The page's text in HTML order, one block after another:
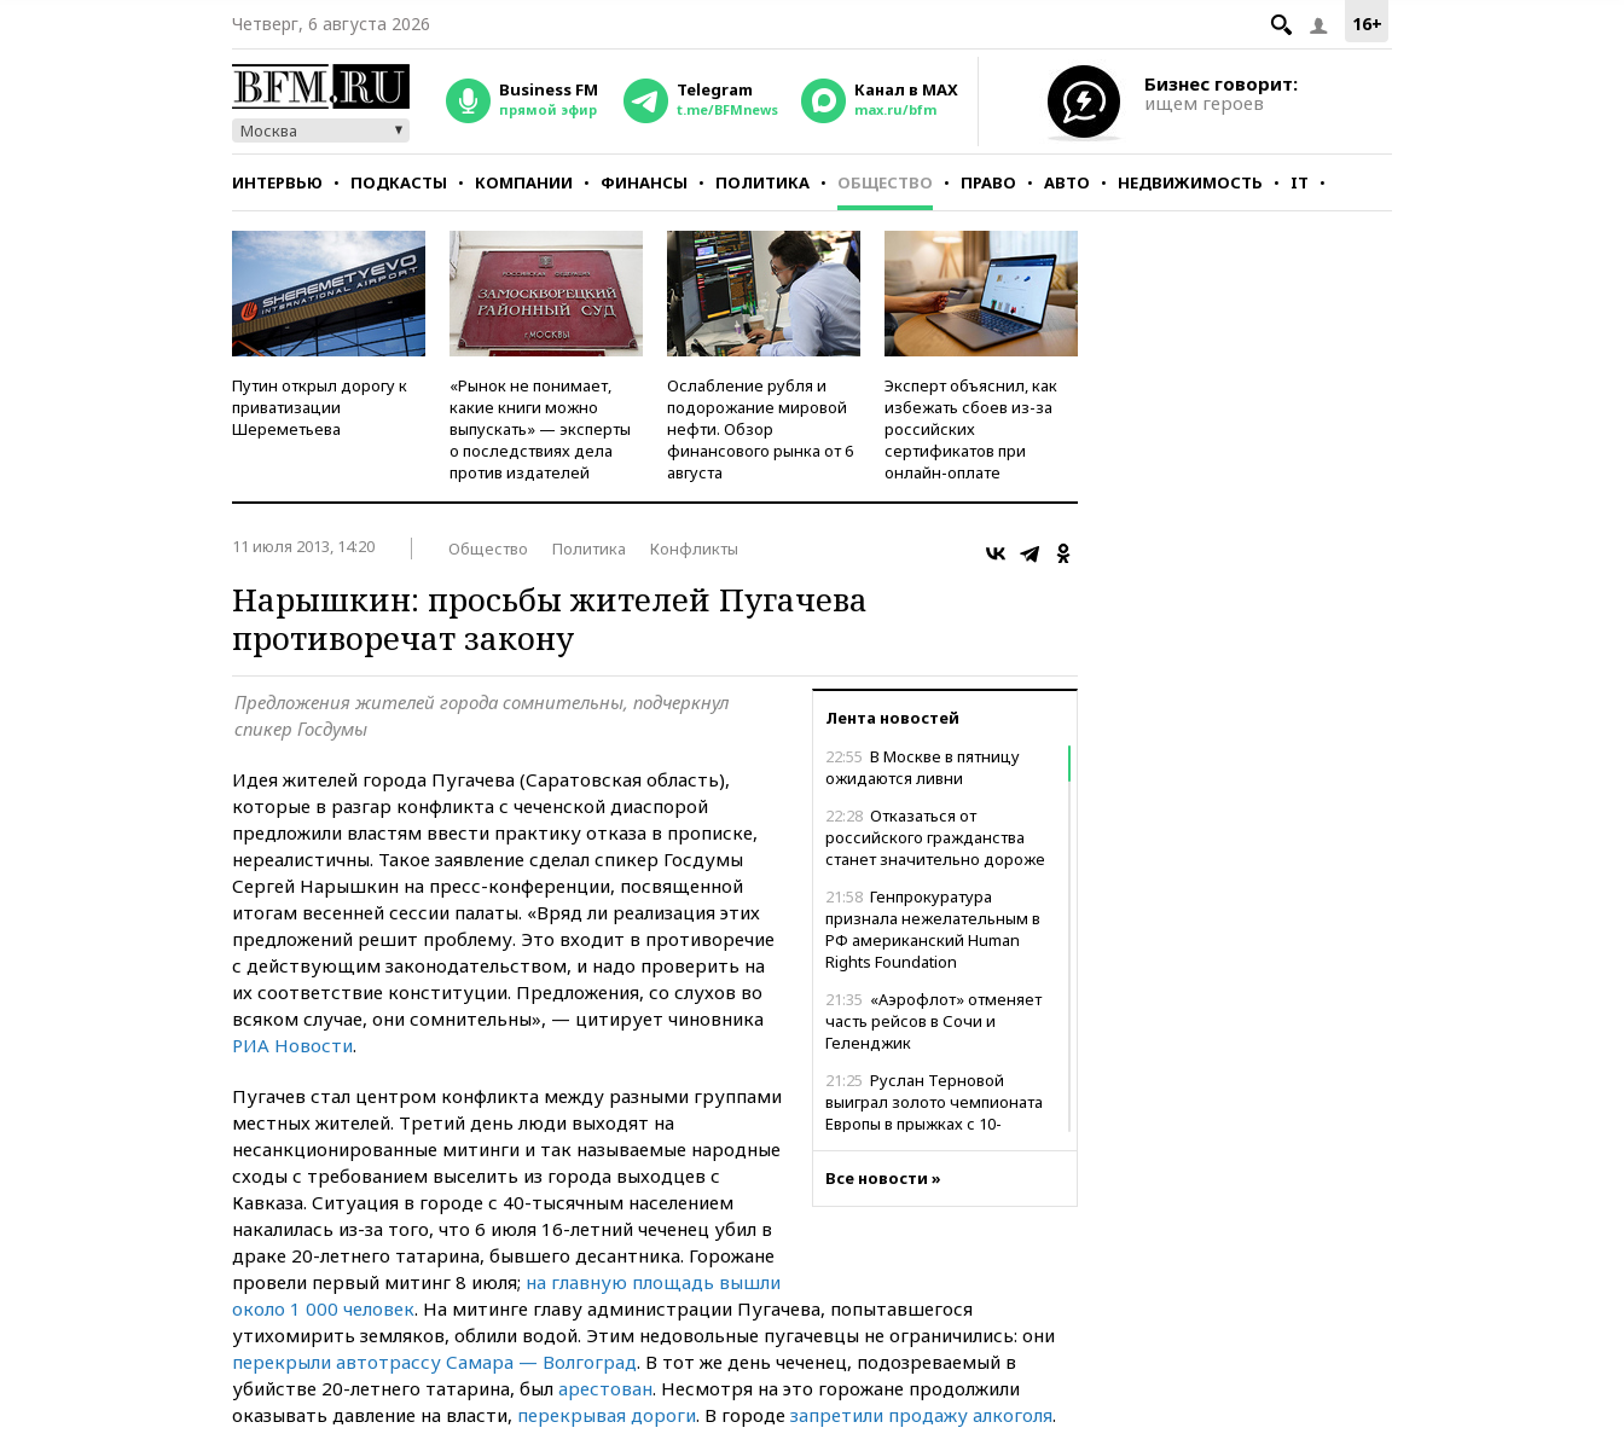
16+
Четверг, 6 августа 2026
Москва
Business FM
прямой эфир
Telegram
t.me/BFMnews
Канал в MAX
max.ru/bfm
Бизнес говорит:
ищем героев
ИНТЕРВЬЮ ПОДКАСТЫ КОМПАНИИ ФИНАНСЫ ПОЛИТИКА ОБЩЕСТВО ПРАВО АВТО НЕДВИЖИМОСТЬ IT
СТИЛЬ ТЕСТЫ
Путин открыл дорогу к
приватизации
Шереметьева
«Рынок не понимает,
какие книги можно
выпускать» — эксперты
о последствиях дела
против издателей
Ослабление рубля и
подорожание мировой
нефти. Обзор
финансового рынка от 6
августа
Эксперт объяснил, как
избежать сбоев из-за
российских
сертификатов при
онлайн-оплате
11 июля 2013, 14:20 Общество Политика Конфликты
Нарышкин: просьбы жителей Пугачева
противоречат закону
Лента новостей
22:55 В Москве в пятницу
ожидаются ливни
22:28 Отказаться от
российского гражданства
станет значительно дороже
21:58 Генпрокуратура
признала нежелательным в
РФ американский Human
Rights Foundation
21:35 «Аэрофлот» отменяет
часть рейсов в Сочи и
Геленджик
21:25 Руслан Терновой
выиграл золото чемпионата
Европы в прыжках с 10-
21:10 РФ не получала
обращений о прекращении
обсуждают эксперимент по
онлайн-продаже алкоголя
20:45Матвиенко: россиянам
могут рекомендовать не
посещать Армению
Все новости »
Предложения жителей города сомнительны, подчеркнул
спикер Госдумы
Идея жителей города Пугачева (Саратовская область),
которые в разгар конфликта с чеченской диаспорой
предложили властям ввести практику отказа в прописке,
нереалистичны. Такое заявление сделал спикер Госдумы
Сергей Нарышкин на пресс-конференции, посвященной
итогам весенней сессии палаты. «Вряд ли реализация этих
предложений решит проблему. Это входит в противоречие
с действующим законодательством, и надо проверить на
их соответствие конституции. Предложения, со слухов во
всяком случае, они сомнительны», — цитирует чиновника
РИА Новости.
Пугачев стал центром конфликта между разными группами
местных жителей. Третий день люди выходят на
несанкционированные митинги и так называемые народные
сходы с требованием выселить из города выходцев с
Кавказа. Ситуация в городе с 40-тысячным населением
накалилась из-за того, что 6 июля 16-летний чеченец убил в
драке 20-летнего татарина, бывшего десантника. Горожане
провели первый митинг 8 июля; на главную площадь вышли
около 1 000 человек. На митинге главу администрации Пугачева, попытавшегося
утихомирить земляков, облили водой. Этим недовольные пугачевцы не ограничились: они
перекрыли автотрассу Самара — Волгоград. В тот же день чеченец, подозреваемый в
убийстве 20-летнего татарина, был арестован. Несмотря на это горожане продолжили
оказывать давление на власти, перекрывая дороги. В городе запретили продажу алкоголя.